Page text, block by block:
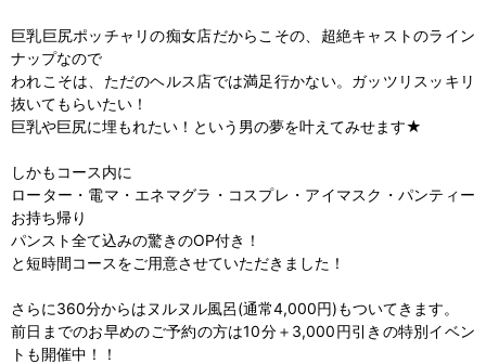
巨乳巨尻ポッチャリの痴女店だからこその、超絶キャストのライン
ナップなので
われこそは、ただのヘルス店では満足行かない。ガッツリスッキリ
抜いてもらいたい！
巨乳や巨尻に埋もれたい！という男の夢を叶えてみせます★
しかもコース内に
ローター・電マ・エネマグラ・コスプレ・アイマスク・パンティー
お持ち帰り
パンスト全て込みの驚きのOP付き！
と短時間コースをご用意させていただきました！
さらに360分からはヌルヌル風呂(通常4,000円)もついてきます。
前日までのお早めのご予約の方は10分＋3,000円引きの特別イベン
トも開催中！！